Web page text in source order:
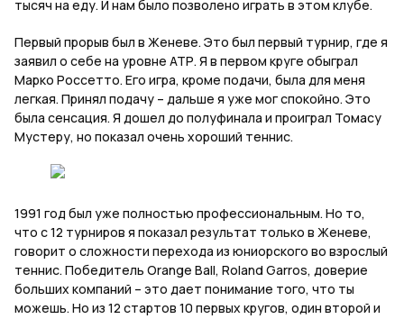
тысяч на еду. И нам было позволено играть в этом клубе.
Первый прорыв был в Женеве. Это был первый турнир, где я
заявил о себе на уровне АТР. Я в первом круге обыграл
Марко Россетто. Его игра, кроме подачи, была для меня
легкая. Принял подачу – дальше я уже мог спокойно. Это
была сенсация. Я дошел до полуфинала и проиграл Томасу
Мустеру, но показал очень хороший теннис.
1991 год был уже полностью профессиональным. Но то,
что с 12 турниров я показал результат только в Женеве,
говорит о сложности перехода из юниорского во взрослый
теннис. Победитель Orange Ball, Roland Garros, доверие
больших компаний – это дает понимание того, что ты
можешь. Но из 12 стартов 10 первых кругов, один второй и